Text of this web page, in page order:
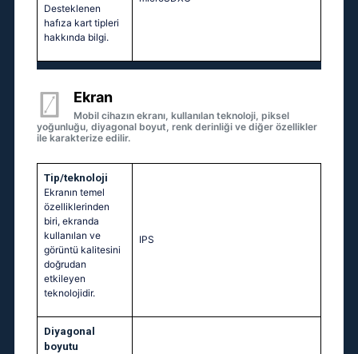
Desteklenen
hafıza kart tipleri
hakkında bilgi.
Ekran
Mobil cihazın ekranı, kullanılan teknoloji, piksel
yoğunluğu, diyagonal boyut, renk derinliği ve diğer özellikler
ile karakterize edilir.
Tip/teknoloji
Ekranın temel
özelliklerinden
biri, ekranda
kullanılan ve
görüntü kalitesini
doğrudan
etkileyen
teknolojidir.
IPS
Diyagonal
boyutu